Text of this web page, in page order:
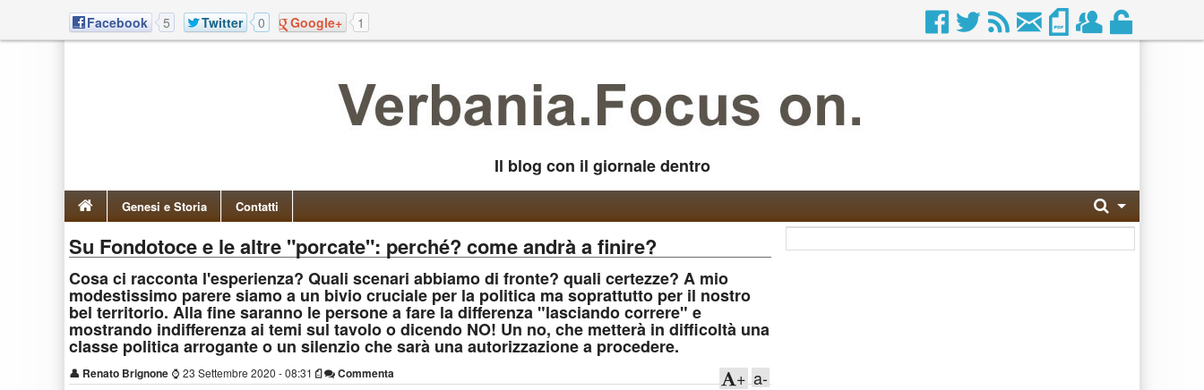
Facebook 5 Twitter 0 Google+ 1
Il blog con il giornale dentro
Genesi e Storia Contatti
Su Fondotoce e le altre "porcate": perché? come andrà a finire?
Cosa ci racconta l'esperienza? Quali scenari abbiamo di fronte? quali certezze? A mio
modestissimo parere siamo a un bivio cruciale per la politica ma soprattutto per il nostro
bel territorio. Alla fine saranno le persone a fare la differenza "lasciando correre" e
mostrando indifferenza ai temi sul tavolo o dicendo NO! Un no, che metterà in difficoltà una
classe politica arrogante o un silenzio che sarà una autorizzazione a procedere.
👤 Renato Brignone ⌚ 23 Settembre 2020 - 08:31 Commenta a-
+